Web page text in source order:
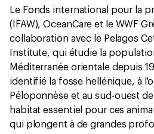
Le Fonds international pour la
(IFAW), OceanCare et le WWF
collaboration avec le Pelagos
Institute, qui étudie la
Méditerranée orientale depuis
identifié la fosse hellénique, à
Péloponnèse et au sud-ouest
habitat essentiel pour ces
qui plongent à de grandes